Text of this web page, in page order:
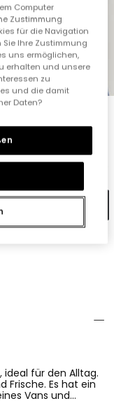
mit
ideal für den Alltag.
Frische. Es hat ein
Vans und
die ihm eine lustige
Computer
Zustimmung
für die Navigation
Ihre Zustimmung
uns ermöglichen,
erhalten und unsere
zu
und die damit
Daten?